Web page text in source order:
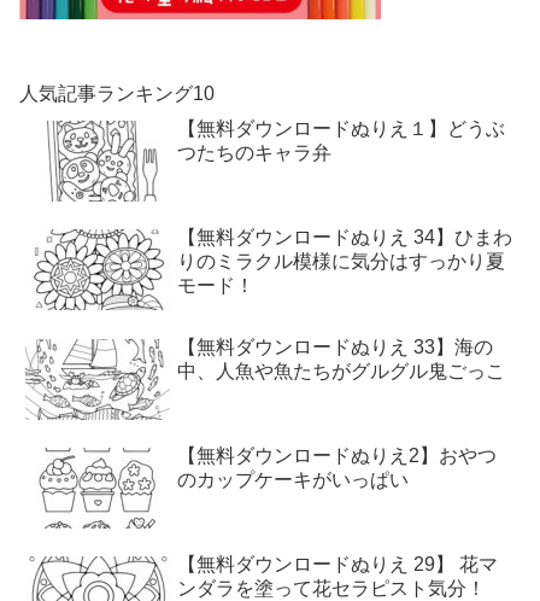
人気記事ランキング10
【無料ダウンロードぬりえ１】どうぶ
つたちのキャラ弁
【無料ダウンロードぬりえ 34】ひまわ
りのミラクル模様に気分はすっかり夏
モード！
【無料ダウンロードぬりえ 33】海の
中、人魚や魚たちがグルグル鬼ごっこ
【無料ダウンロードぬりえ2】おやつ
のカップケーキがいっぱい
【無料ダウンロードぬりえ 29】 花マ
ンダラを塗って花セラピスト気分！